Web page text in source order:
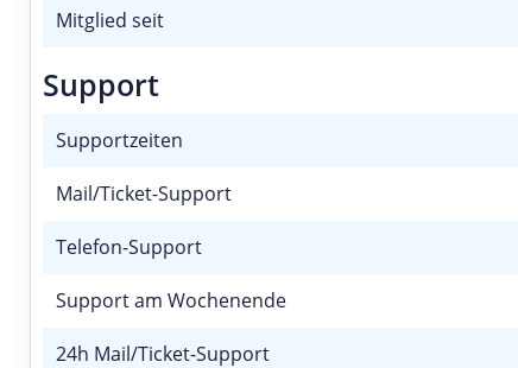
Mitglied seit
Support
Supportzeiten
Mail/Ticket-Support
Telefon-Support
Support am Wochenende
24h Mail/Ticket-Support